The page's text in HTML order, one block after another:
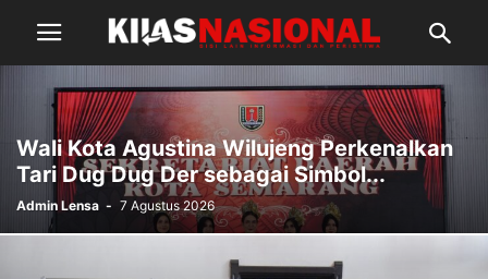
Wali Kota Agustina Wilujeng Perkenalkan
Tari Dug Dug Der sebagai Simbol...
Admin Lensa - 7 Agustus 2026